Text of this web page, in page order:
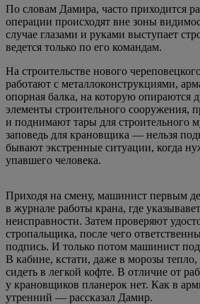
По словам Дамира, часто приходится
операции происходят вне зоны
случае глазами и руками выступает
ведется только по его командам.
На строительстве нового
работают с металлоконструкциями,
опорная балка, на которую опираются
элементы строительного сооружения,
и поднимают тары для строительного
заповедь для крановщика — нельзя
бывают экстренные ситуации, когда
упавшего человека.
Приходя на смену, машинист первым
в журнале работы крана, где
неисправности. Затем проверяют
стропальщика, после чего
подпись. И только потом машинист
В кабине, кстати, даже в морозы
сидеть в легкой кофте. В отличие от
у крановщиков планерок нет. Как в
утренний — рассказал Дамир.